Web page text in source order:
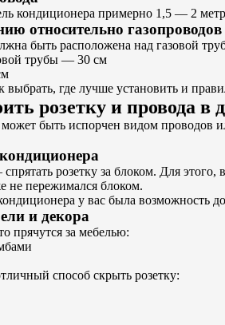
кондиционера примерно 1,5 — 2
относительно
быть расположена над газовой
трубы — 30 см
розетку и провода в
быть испорчен видом проводов
розетку за блоком. Для
не пережимался блоком.
у вас была возможность
и декора
прячутся за мебелью:
способ скрыть розетку: